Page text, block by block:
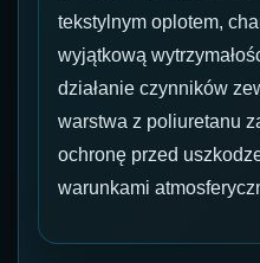
tekstylnym oplotem,
wyjątkową
działanie czynników
warstwa z poliuretanu
ochronę przed
warunkami